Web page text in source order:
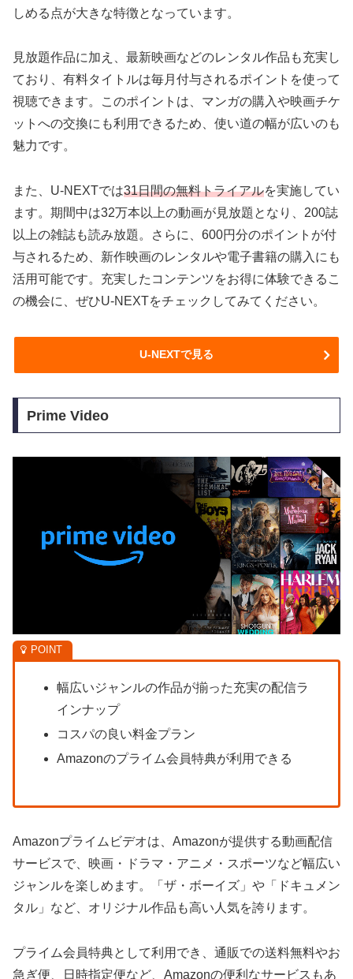
しめる点が大きな特徴となっています。
見放題作品に加え、最新映画などのレンタル作品も充実し
ており、有料タイトルは毎月付与されるポイントを使って
視聴できます。このポイントは、マンガの購入や映画チケ
ットへの交換にも利用できるため、使い道の幅が広いのも
魅力です。
また、U-NEXTでは31日間の無料トライアルを実施してい
ます。期間中は32万本以上の動画が見放題となり、200誌
以上の雑誌も読み放題。さらに、600円分のポイントが付
与されるため、新作映画のレンタルや電子書籍の購入にも
活用可能です。充実したコンテンツをお得に体験できるこ
の機会に、ぜひU-NEXTをチェックしてみてください。
U-NEXTで見る
Prime Video
幅広いジャンルの作品が揃った充実の配信ラ
インナップ
コスパの良い料金プラン
Amazonのプライム会員特典が利用できる
Amazonプライムビデオは、Amazonが提供する動画配信
サービスで、映画・ドラマ・アニメ・スポーツなど幅広い
ジャンルを楽しめます。「ザ・ボーイズ」や「ドキュメン
タル」など、オリジナル作品も高い人気を誇ります。
プライム会員特典として利用でき、通販での送料無料やお
急ぎ便、日時指定便など、Amazonの便利なサービスもあ